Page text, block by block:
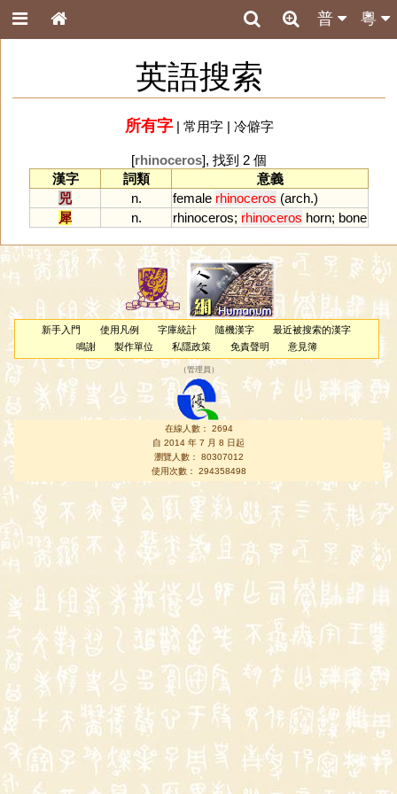
粵
普
英語搜索
所有字| 常用字| 冷僻字
[rhinoceros], 找到 2 個
漢字
詞類
意義
兕
n. female rhinoceros (arch.)
犀
n. rhinoceros; rhinoceros horn; bone
新手入門 使用凡例 字庫統計 隨機漢字
最近被搜索的漢字
鳴謝
製作單位 私隱政策 免責聲明 意見簿
（管理員 ）
在線人數： 2694
自 2014 年 7 月 8 日起
瀏覽人數： 80307012
使用次數： 294358498